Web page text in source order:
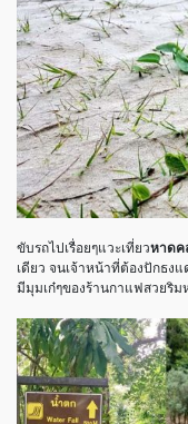
ขับรถไปเรื่อยๆแวะเที่ยวหาดค
เดียว จนเจ้าหน้าที่ต้องปักธง
มีมุมเก๋ๆของร้านกาแฟสวยริม